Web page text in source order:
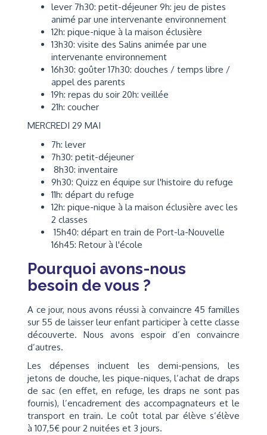
lever 7h30: petit-déjeuner 9h: jeu de pistes
animé par une intervenante environnement
12h: pique-nique à la maison éclusière
13h30: visite des Salins animée par une
intervenante environnement
16h30: goûter 17h30: douches / temps libre /
appel des parents
19h: repas du soir 20h: veillée
21h: coucher
MERCREDI 29 MAI
7h: lever
7h30: petit-déjeuner
8h30: inventaire
9h30: Quizz en équipe sur l'histoire du refuge
11h: départ du refuge
12h: pique-nique à la maison éclusière avec les
2 classes
15h40: départ en train de Port-la-Nouvelle
16h45: Retour à l'école
Pourquoi avons-nous
besoin de vous ?
A ce jour, nous avons réussi à convaincre 45 familles
sur 55 de laisser leur enfant participer à cette classe
découverte. Nous avons espoir d’en convaincre
d’autres.
Les dépenses incluent les demi-pensions, les
jetons de douche, les pique-niques, l’achat de draps
de sac (en effet, en refuge, les draps ne sont pas
fournis), l’encadrement des accompagnateurs et le
transport en train. Le coût total par élève s’élève
à 107,5€ pour 2 nuitées et 3 jours.